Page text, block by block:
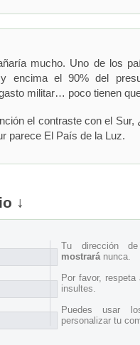
mucho. Uno de los
encima el 90% del
militar… poco tienen
el contraste con el Sur,
parece El País de la Luz.
↓
Tu dirección
mostraránunca.
Por favor,
insultes.
Puedes usar
personalizar tu